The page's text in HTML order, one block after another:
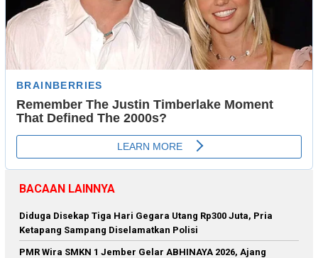
BACAAN LAINNYA
Diduga Disekap Tiga Hari Gegara Utang Rp300 Juta, Pria
Ketapang Sampang Diselamatkan Polisi
PMR Wira SMKN 1 Jember Gelar ABHINAYA 2026, Ajang